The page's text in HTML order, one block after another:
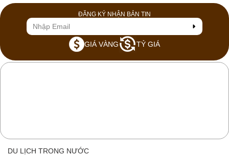
ĐĂNG KÝ NHẬN BẢN TIN
GIÁ VÀNG TỶ GIÁ
DU LỊCH TRONG NƯỚC